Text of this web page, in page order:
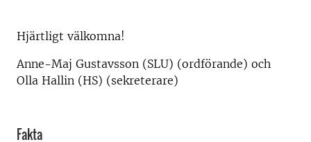
Hjärtligt välkomna!
Anne-Maj Gustavsson (SLU) (ordförande) och
Olla Hallin (HS) (sekreterare)
Fakta